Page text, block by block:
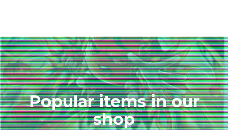
Popular items in our
shop